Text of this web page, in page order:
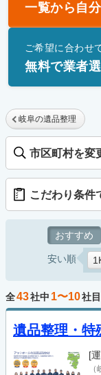
一般財団法人
士」資格を持
一覧から自
ご希望に合わせ
無料で業者
岐阜の遺品整理
市区町村を変
こだわり条件
おすすめ
安い順
全43社中 1〜10社
遺品整理・特
[